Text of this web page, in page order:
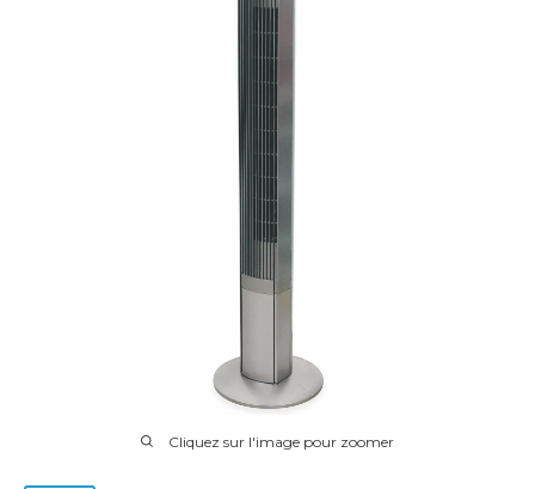
Cliquez sur l'image pour zoomer